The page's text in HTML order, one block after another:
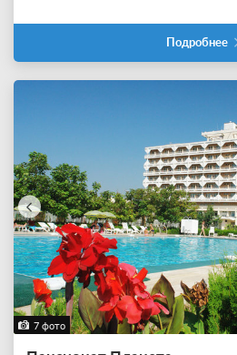
Подробнее
7 фото